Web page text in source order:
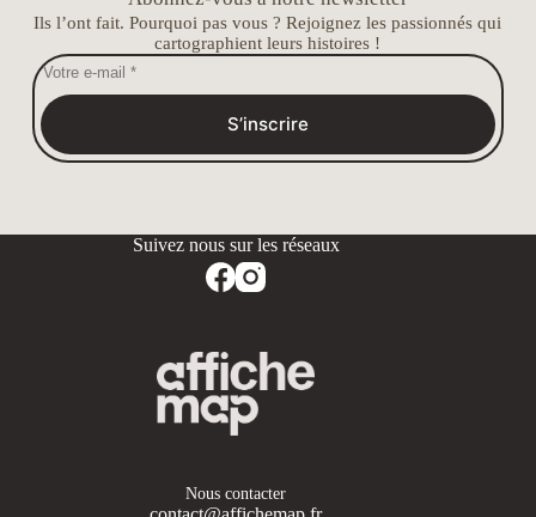
Ils l’ont fait. Pourquoi pas vous ? Rejoignez les passionnés qui
cartographient leurs histoires !
S’inscrire
Nous contacter